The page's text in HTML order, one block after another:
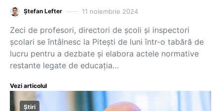
Ștefan Lefter 11 noiembrie 2024
Zeci de profesori, directori de școli și inspectori
școlari se întâlnesc la Pitești de luni într-o tabără de
lucru pentru a dezbate și elabora actele normative
restante legate de educația…
Vezi articolul
Știri